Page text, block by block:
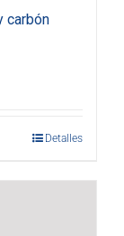
carbón
Detalles